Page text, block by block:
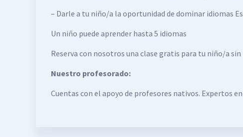
– Darle a tu niño/a la oportunidad de dominar idiomas
Un niño puede aprender hasta 5 idiomas
Reserva con nosotros una clase gratis para tu niño/a
Nuestro profesorado:
Cuentas con el apoyo de profesores nativos. Expertos